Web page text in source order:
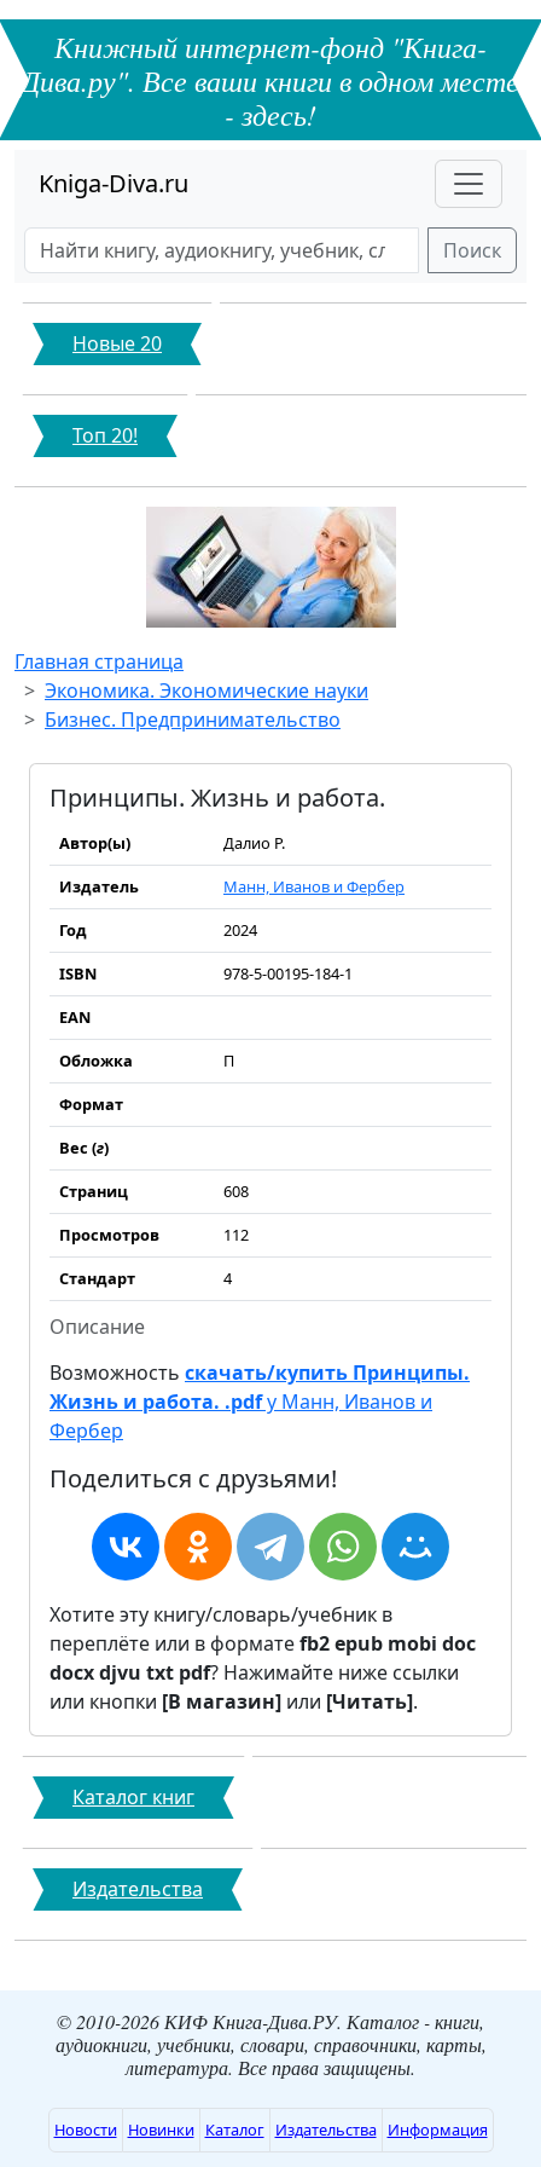
Книжный интернет-фонд "Книга-
Дива.ру". Все ваши книги в одном месте
- здесь!
Kniga-Diva.ru
Поиск
Новые 20
Топ 20!
Главная страница
Экономика. Экономические науки
Бизнес. Предпринимательство
Принципы. Жизнь и работа.
Автор(ы)
Далио Р.
Издатель
Манн, Иванов и Фербер
Год
2024
ISBN
978-5-00195-184-1
EAN
Обложка
П
Формат
Вес (г)
Страниц
608
Просмотров
112
Стандарт
4
Описание
Возможность скачать/купить Принципы.
Жизнь и работа. .pdfу Манн, Иванов и
Фербер
Поделиться с друзьями!
Хотите эту книгу/словарь/учебник в
переплёте или в форматеfb2epub mobi doc
docxdjvu txt pdf? Нажимайте ниже ссылки
или кнопки [В магазин] или [Читать].
Каталог книг
Издательства
© 2010-2026 КИФ Книга-Дива.РУ. Каталог - книги,
аудиокниги, учебники, словари, справочники, карты,
литература. Все права защищены.
Новости Новинки Каталог Издательства Информация